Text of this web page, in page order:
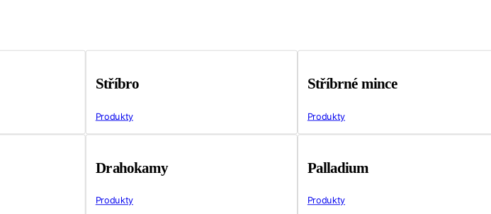
Stříbro
Produkty
Stříbrné mince
Produkty
Drahokamy
Produkty
Palladium
Produkty